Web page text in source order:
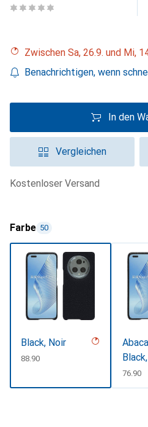
Zwischen Sa, 26.9. und Mi,
Benachrichtigen, wenn
In den
Vergleichen
kostenloser Versand
Farbe 50
Black, Noir
CHF
88.90
CHF
76.90